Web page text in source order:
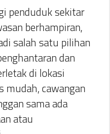
penduduk sekitar
berhampiran,
salah satu pilihan
dan
di lokasi
mudah, cawangan
sama ada
atau